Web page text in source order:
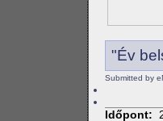
"Év
Submitted by
Időpont: